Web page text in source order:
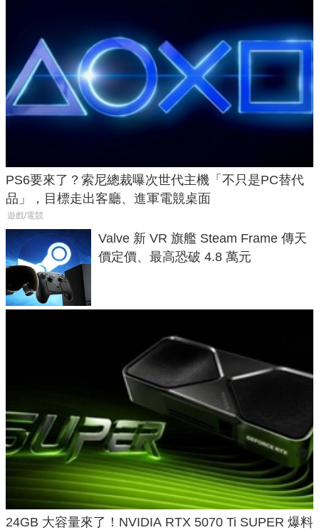
PS6要來了？索尼總裁曝次世代主機「不只是PC替代
品」，目標走出客廳、進軍電競桌面
遊戲/電競
Valve 新 VR 旗艦 Steam Frame 傳天
價定價、最高恐破 4.8 萬元
24GB 大容量來了！NVIDIA RTX 5070 Ti SUPER 爆料